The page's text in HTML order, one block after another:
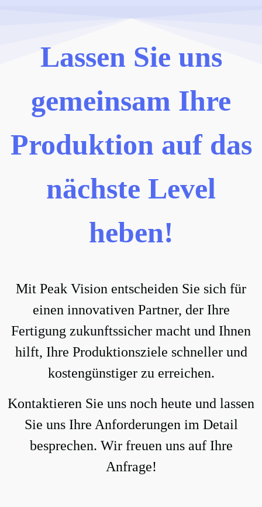
Lassen Sie uns
gemeinsam Ihre
Produktion auf das
nächste Level
heben!
Mit Peak Vision entscheiden Sie sich für
einen innovativen Partner, der Ihre
Fertigung zukunftssicher macht und Ihnen
hilft, Ihre Produktionsziele schneller und
kostengünstiger zu erreichen.
Kontaktieren Sie uns noch heute und lassen
Sie uns Ihre Anforderungen im Detail
besprechen. Wir freuen uns auf Ihre
Anfrage!